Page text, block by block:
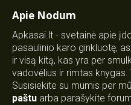
Apie Nodum
Apkasai.lt - svetainė apie
pasaulinio karo ginkluotę,
ir visą kitą, kas yra per
vadovėlius ir rimtas
Susisiekite su mumis per
paštu arba parašykite